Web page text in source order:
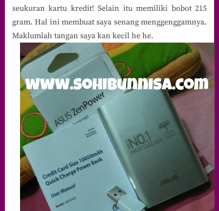
seukuran kartu kredit! Selain itu memiliki bobot 215
gram. Hal ini membuat saya senang menggenggamnya.
Maklumlah tangan saya kan kecil he he.